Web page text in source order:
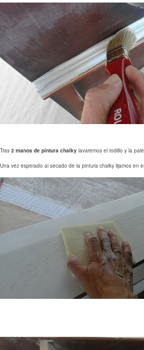
Tras 2 manos de pintura chalky lavaremos el rodillo y la
Una vez esperado al secado de la pintura chalky lijamos